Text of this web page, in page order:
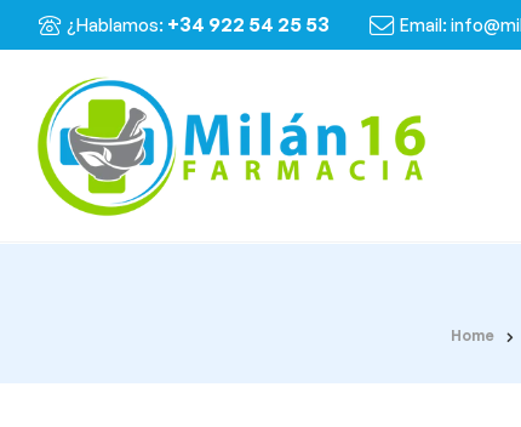
¿Hablamos: +34 922 54 25 53 Email:
Home